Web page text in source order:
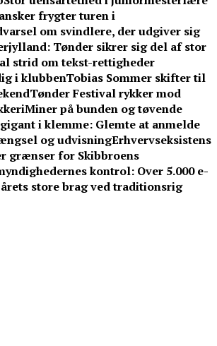
frygter turen i
om svindlere, der udgiver sig
Tønder sikrer sig del af stor
strid om tekst-rettigheder
i klubbenTobias Sommer skifter til
Tønder Festival rykker mod
Miner på bunden og tøvende
i klemme: Glemte at anmelde
og udvisningErhvervseksistens
grænser for Skibbroens
kontrol: Over 5.000 e-
store brag ved traditionsrig